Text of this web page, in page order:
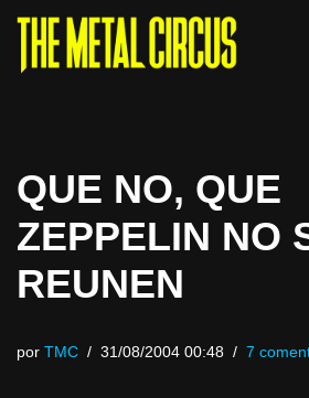
Saltar
QUE NO, QUE
ZEPPELIN NO
REUNEN
por TMC 31/08/2004 00:48 7